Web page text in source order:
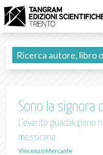
Sono la signora
L’evento guadalupano
messicana
Vincenzo Mercante